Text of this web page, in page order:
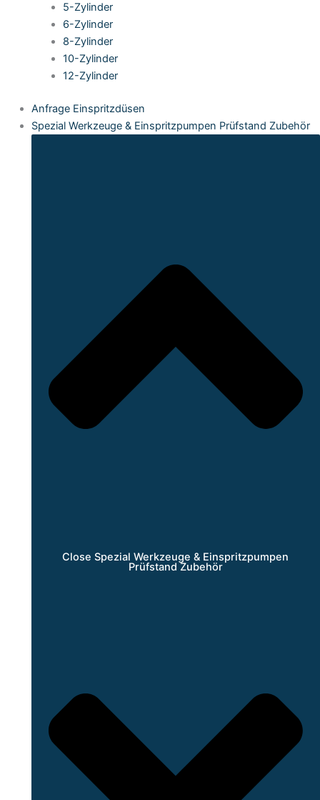
5-Zylinder
6-Zylinder
8-Zylinder
10-Zylinder
12-Zylinder
Anfrage Einspritzdüsen
Spezial Werkzeuge & Einspritzpumpen Prüfstand Zubehör
Close Spezial Werkzeuge & Einspritzpumpen
Prüfstand Zubehör